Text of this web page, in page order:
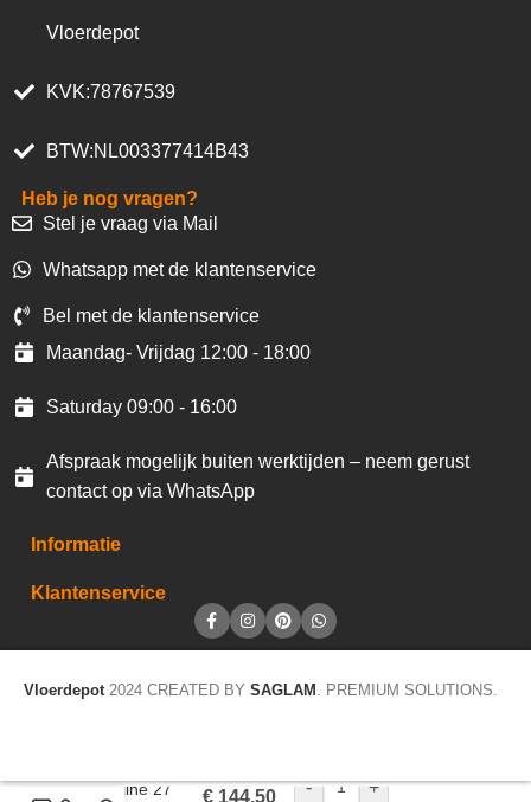
Vloerdepot
KVK:78767539
BTW:NL003377414B43
Heb je nog vragen?
Stel je vraag via Mail
Whatsapp met de klantenservice
Bel met de klantenservice
Maandag- Vrijdag 12:00 - 18:00
Saturday 09:00 - 16:00
Afspraak mogelijk buiten werktijden – neem gerust
contact op via WhatsApp
Informatie
Klantenservice
Vloerdepot 2024 CREATED BY SAGLAM . PREMIUM SOLUTIONS.
Homeline 27
€ 144,50 - +